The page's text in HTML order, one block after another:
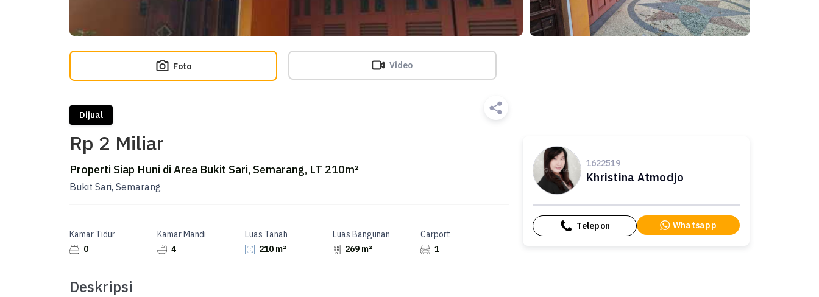
Foto Video
Dijual
Rp 2 Miliar
Properti Siap Huni di Area Bukit Sari, Semarang, LT 210m²
Bukit Sari, Semarang
Kamar Tidur
0
Kamar Mandi
4
Luas Tanah
210 m²
Luas Bangunan
269 m²
Carport
1
Deskripsi
1622519
Khristina Atmodjo
Telepon Whatsapp